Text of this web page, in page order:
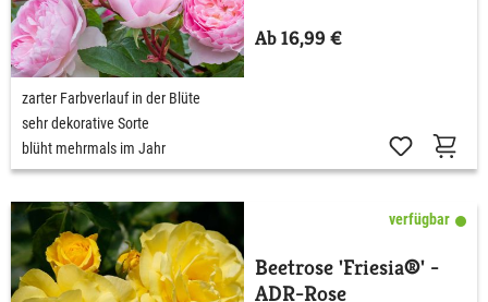
Ab 16,99 €
zarter Farbverlauf in der Blüte
sehr dekorative Sorte
blüht mehrmals im Jahr
verfügbar
Beetrose 'Friesia®' -
ADR-Rose